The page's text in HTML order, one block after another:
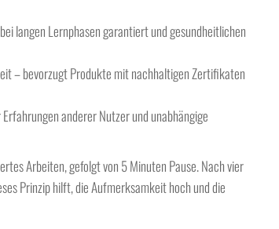
langen Lernphasen garantiert und gesundheitlichen
– bevorzugt Produkte mit nachhaltigen Zertifikaten
anderer Nutzer und unabhängige
Arbeiten, gefolgt von 5 Minuten Pause. Nach vier
Prinzip hilft, die Aufmerksamkeit hoch und die